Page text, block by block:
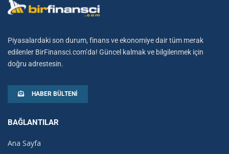
Piyasalardaki son durum, finans ve ekonomiye dair tüm merak
edilenler BirFinansci.com’da! Güncel kalmak ve bilgilenmek için
doğru adrestesin.
HABER BÜLTENI
BAĞLANTILAR
Ana Sayfa